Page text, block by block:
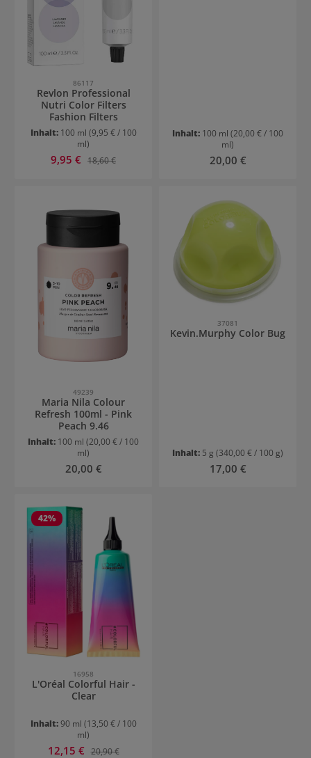
86117
Revlon Professional
Nutri Color Filters
Fashion Filters
Inhalt: 100 ml (9,95 € / 100
ml)
Verkaufspreis:
9,95 € Regulärer Preis:
18,60 €
Inhalt: 100 ml (20,00 € / 100
ml)
Regulärer Preis:
20,00 €
49239
Maria Nila Colour
Refresh 100ml - Pink
Peach 9.46
Inhalt: 100 ml (20,00 € / 100
ml)
Regulärer Preis:
20,00 €
37081
Kevin.Murphy Color Bug
Inhalt: 5 g (340,00 € / 100 g)
Regulärer Preis:
17,00 €
42%
16958
L'Oréal Colorful Hair -
Clear
Inhalt:90 ml (13,50 € / 100
ml)
Verkaufspreis:
12,15 € Regulärer Preis:
20,90 €